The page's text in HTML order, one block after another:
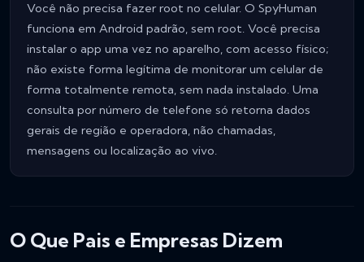
Você não precisa fazer root no celular. O SpyHuman
funciona em Android padrão, sem root. Você precisa
instalar o app uma vez no aparelho, com acesso físico;
não existe forma legítima de monitorar um celular de
forma totalmente remota, sem nada instalado. Uma
consulta por número de telefone só retorna dados
gerais de região e operadora, não chamadas,
mensagens ou localização ao vivo.
O Que Pais e Empresas Dizem